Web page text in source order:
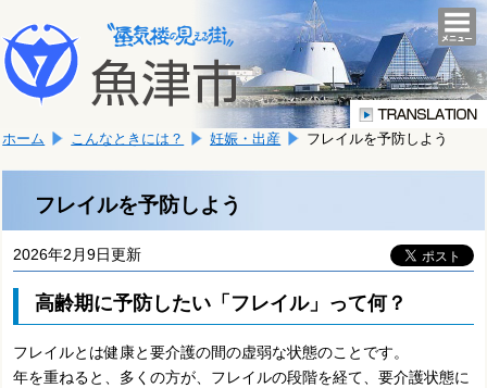
文
へ
移
ま
す。
こ
か
文
ホーム こんなときには？ 妊娠・出産 フレイルを予防しよう
フレイルを予防しよう
2026年2月9日更新
高齢期に予防したい「フレイル」って何？
フレイルとは健康と要介護の間の虚弱な状態のことです。
年を重ねると、多くの方が、フレイルの段階を経て、要介護状態に